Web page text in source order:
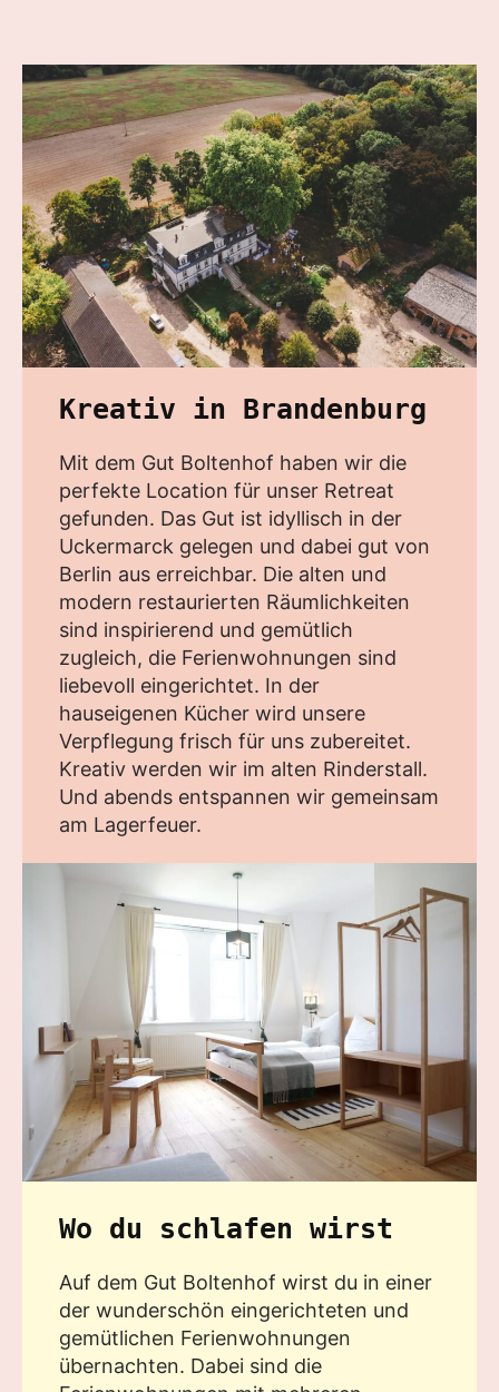
Kreativ in Brandenburg
Mit dem Gut Boltenhof haben wir die
perfekte Location für unser Retreat
gefunden. Das Gut ist idyllisch in der
Uckermarck gelegen und dabei gut von
Berlin aus erreichbar. Die alten und
modern restaurierten Räumlichkeiten
sind inspirierend und gemütlich
zugleich, die Ferienwohnungen sind
liebevoll eingerichtet. In der
hauseigenen Kücher wird unsere
Verpflegung frisch für uns zubereitet.
Kreativ werden wir im alten Rinderstall.
Und abends entspannen wir gemeinsam
am Lagerfeuer.
Wo du schlafen wirst
Auf dem Gut Boltenhof wirst du in einer
der wunderschön eingerichteten und
gemütlichen Ferienwohnungen
übernachten. Dabei sind die